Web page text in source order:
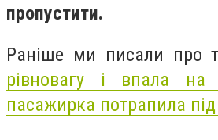
пропустити.
Раніше ми писали про
рівновагу і впала на
пасажирка потрапила